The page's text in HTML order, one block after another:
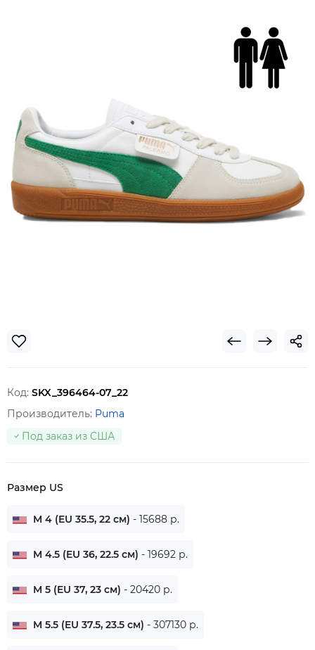
Код: SKX_396464-07_22
Производитель: Puma
Под заказ из США
Размер US
M 4 (EU 35.5, 22 см) - 15688 р.
M 4.5 (EU 36, 22.5 см) - 19692 р.
M 5 (EU 37, 23 см) - 20420 р.
M 5.5 (EU 37.5, 23.5 см) - 307130 р.